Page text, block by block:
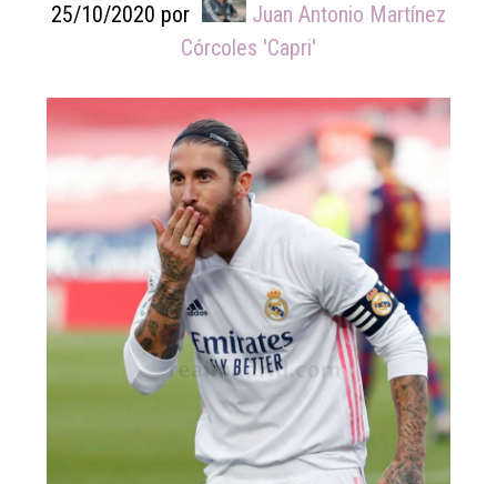
25/10/2020 por
Juan Antonio Martínez
Córcoles 'Capri'